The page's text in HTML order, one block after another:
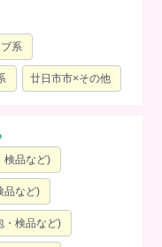
系
廿日市市×その他
検品など)
品など)
・検品など)